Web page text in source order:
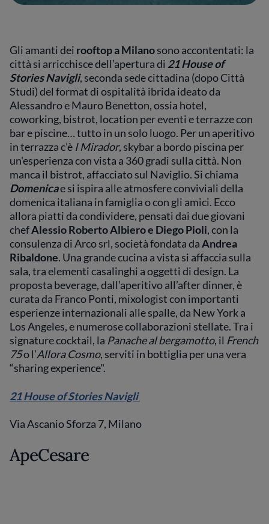
Gli amanti dei rooftop a Milanosono accontentati: la
città si arricchisce dell’apertura di 21 House of
Stories Navigli, seconda sede cittadina (dopo Città
Studi) del format di ospitalità ibrida ideato da
Alessandro e Mauro Benetton, ossia hotel,
coworking, bistrot, location per eventi e terrazze con
bar e piscine… tutto in un solo luogo. Per un aperitivo
in terrazza c’è I Mirador, skybar a bordo piscina per
un'esperienza con vista a 360 gradi sulla città. Non
manca il bistrot, affacciato sul Naviglio. Si chiama
Domenicae si ispira alle atmosfere conviviali della
domenica italiana in famiglia o con gli amici. Ecco
allora piatti da condividere, pensati dai due giovani
chefAlessio Roberto Albiero e Diego Pioli, con la
consulenza di Arco srl, società fondata daAndrea
Ribaldone. Una grande cucina a vista si affaccia sulla
sala, tra elementi casalinghi a oggetti di design. La
proposta beverage, dall’aperitivo all’after dinner, è
curata da Franco Ponti, mixologist con importanti
esperienze internazionali alle spalle, da New York a
Los Angeles, e numerose collaborazioni stellate. Tra i
signature cocktail, la Panache al bergamotto, il French
75o l’Allora Cosmo, serviti in bottiglia per una vera
“sharing experience".
21 House of Stories Navigli
Via Ascanio Sforza 7, Milano
ApeCesare